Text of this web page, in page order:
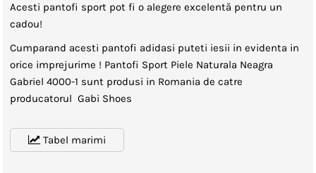
Acesti pantofi sport pot fi o alegere excelentă pentru un
cadou!
Cumparand acesti pantofi adidasi puteti iesii in evidenta in
orice imprejurime ! Pantofi Sport Piele Naturala Neagra
Gabriel 4000-1 sunt produsi in Romania de catre
producatorul Gabi Shoes
Tabel marimi